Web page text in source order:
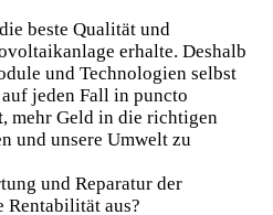
beste Qualität und
erhalte. Deshalb
und Technologien selbst
jeden Fall in puncto
, mehr Geld in die richtigen
und unsere Umwelt zu